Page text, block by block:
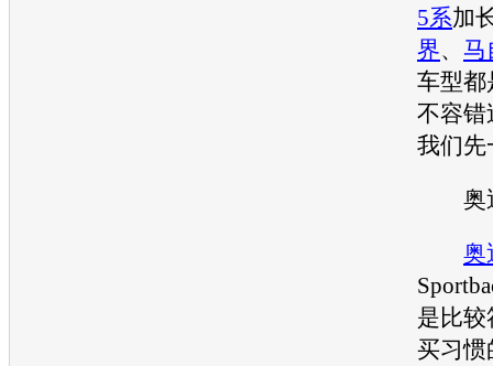
5系加
界、 马
车型都
不容错
我们先
奥
奥
是比
买习惯